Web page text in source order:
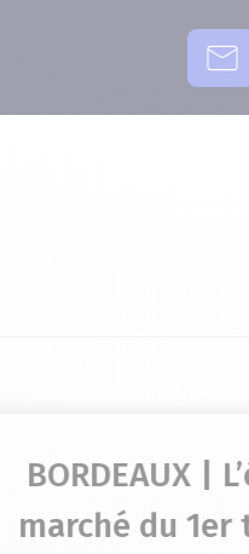
BORDEAUX |
marché du